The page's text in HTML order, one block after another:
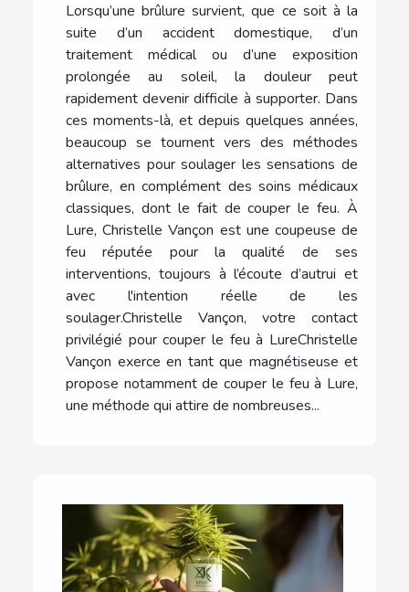
Lorsqu’une brûlure survient, que ce soit à la
suite d’un accident domestique, d’un
traitement médical ou d’une exposition
prolongée au soleil, la douleur peut
rapidement devenir difficile à supporter. Dans
ces moments-là, et depuis quelques années,
beaucoup se tournent vers des méthodes
alternatives pour soulager les sensations de
brûlure, en complément des soins médicaux
classiques, dont le fait de couper le feu. À
Lure, Christelle Vançon est une coupeuse de
feu réputée pour la qualité de ses
interventions, toujours à l’écoute d’autrui et
avec l'intention réelle de les
soulager.Christelle Vançon, votre contact
privilégié pour couper le feu à LureChristelle
Vançon exerce en tant que magnétiseuse et
propose notamment de couper le feu à Lure,
une méthode qui attire de nombreuses...